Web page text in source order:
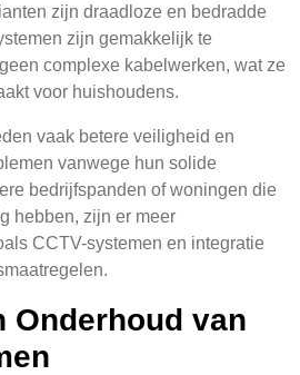
zijn draadloze en bedradde
zijn gemakkelijk te
complexe kabelwerken, wat ze
voor huishoudens.
vaak betere veiligheid en
vanwege hun solide
bedrijfspanden of woningen die
hebben, zijn er meer
CCTV-systemen en integratie
Onderhoud van